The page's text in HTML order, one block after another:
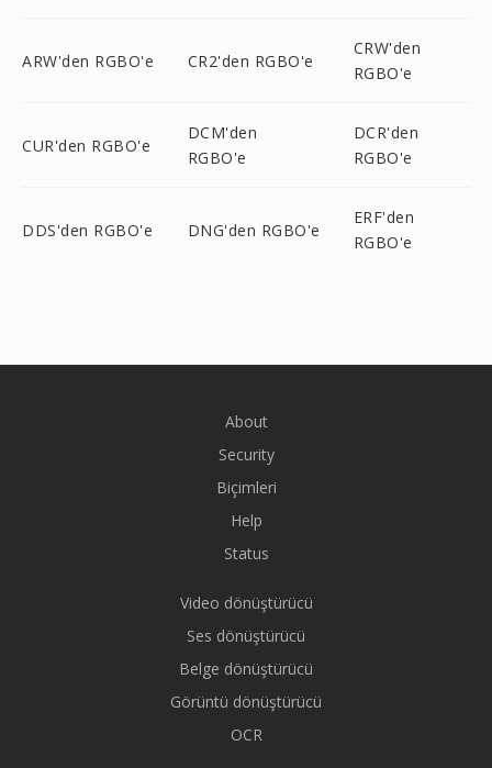
ARW'den RGBO'e CR2'den RGBO'e
CRW'den
RGBO'e
CUR'den RGBO'e
DCM'den
RGBO'e
DCR'den
RGBO'e
DDS'den RGBO'e DNG'den RGBO'e
ERF'den
RGBO'e
About
Security
Biçimleri
Help
Status
Video dönüştürücü
Ses dönüştürücü
Belge dönüştürücü
Görüntü dönüştürücü
OCR